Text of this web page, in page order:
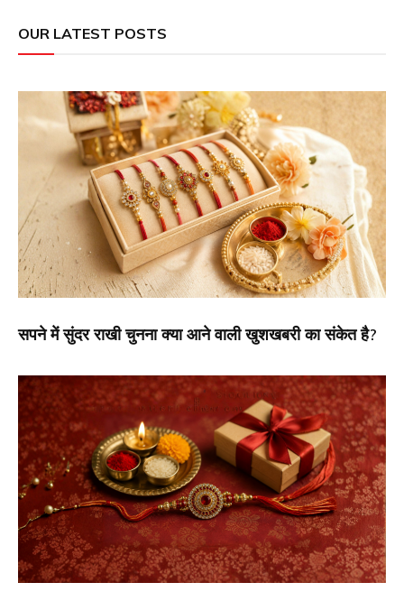
OUR LATEST POSTS
सपने में सुंदर राखी चुनना क्या आने वाली खुशखबरी का संकेत है?